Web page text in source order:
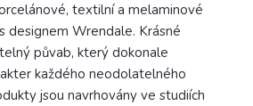
textilní a melaminové
designem Wrendale. Krásné
půvab, který dokonale
každého neodolatelného
jsou navrhovány ve studiích